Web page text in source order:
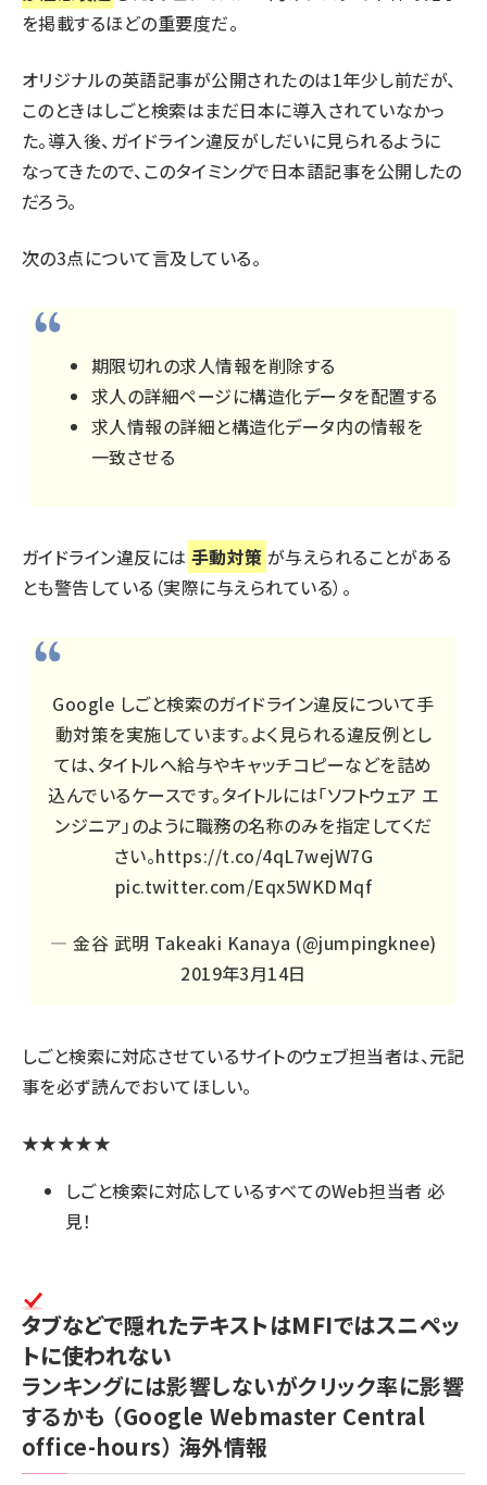
を掲載するほどの重要度だ。
オリジナルの英語記事が公開されたのは1年少し前だが、
このときはしごと検索はまだ日本に導入されていなかっ
た。導入後、ガイドライン違反がしだいに見られるように
なってきたので、このタイミングで日本語記事を公開したの
だろう。
次の3点について言及している。
期限切れの求人情報を削除する
求人の詳細ページに構造化データを配置する
求人情報の詳細と構造化データ内の情報を
一致させる
ガイドライン違反には 手動対策 が与えられることがある
とも警告している（実際に与えられている）。
Google しごと検索のガイドライン違反について手
動対策を実施しています。よく見られる違反例とし
ては、タイトルへ給与やキャッチコピーなどを詰め
込んでいるケースです。タイトルには「ソフトウェア エ
ンジニア」のように職務の名称のみを指定してくだ
さい。https://t.co/4qL7wejW7G
pic.twitter.com/Eqx5WKDMqf
— 金谷 武明 Takeaki Kanaya (@jumpingknee)
2019年3月14日
しごと検索に対応させているサイトのウェブ担当者は、元記
事を必ず読んでおいてほしい。
★★★★★
しごと検索に対応しているすべてのWeb担当者 必
見！
タブなどで隠れたテキストはMFIではスニペッ
トに使われない
ランキングには影響しないがクリック率に影響
するかも （Google Webmaster Central
office-hours） 海外情報